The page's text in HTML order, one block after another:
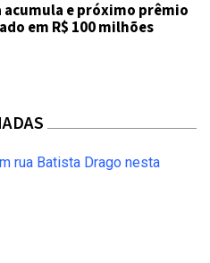
acumula e próximo prêmio
em R$ 100 milhões